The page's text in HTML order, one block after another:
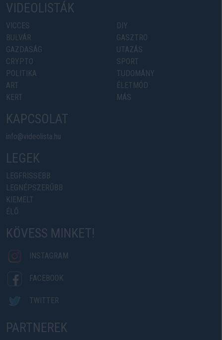
VIDEOLISTÁK
VICCES
BULVÁR
GAZDASÁG
CRYPTO
POLITIKA
ART
KERT
DIY
GASZTRO
UTAZÁS
SPORT
TUDOMÁNY
ÉLETMÓD
MÁS
KAPCSOLAT
info@videolista.hu
LEGEK
LEGFRISSEBB
LEGNÉPSZERŰBB
KIEMELT
ÉLŐ
KÖVESS MINKET!
INSTAGRAM
FACEBOOK
TWITTER
PARTNEREK